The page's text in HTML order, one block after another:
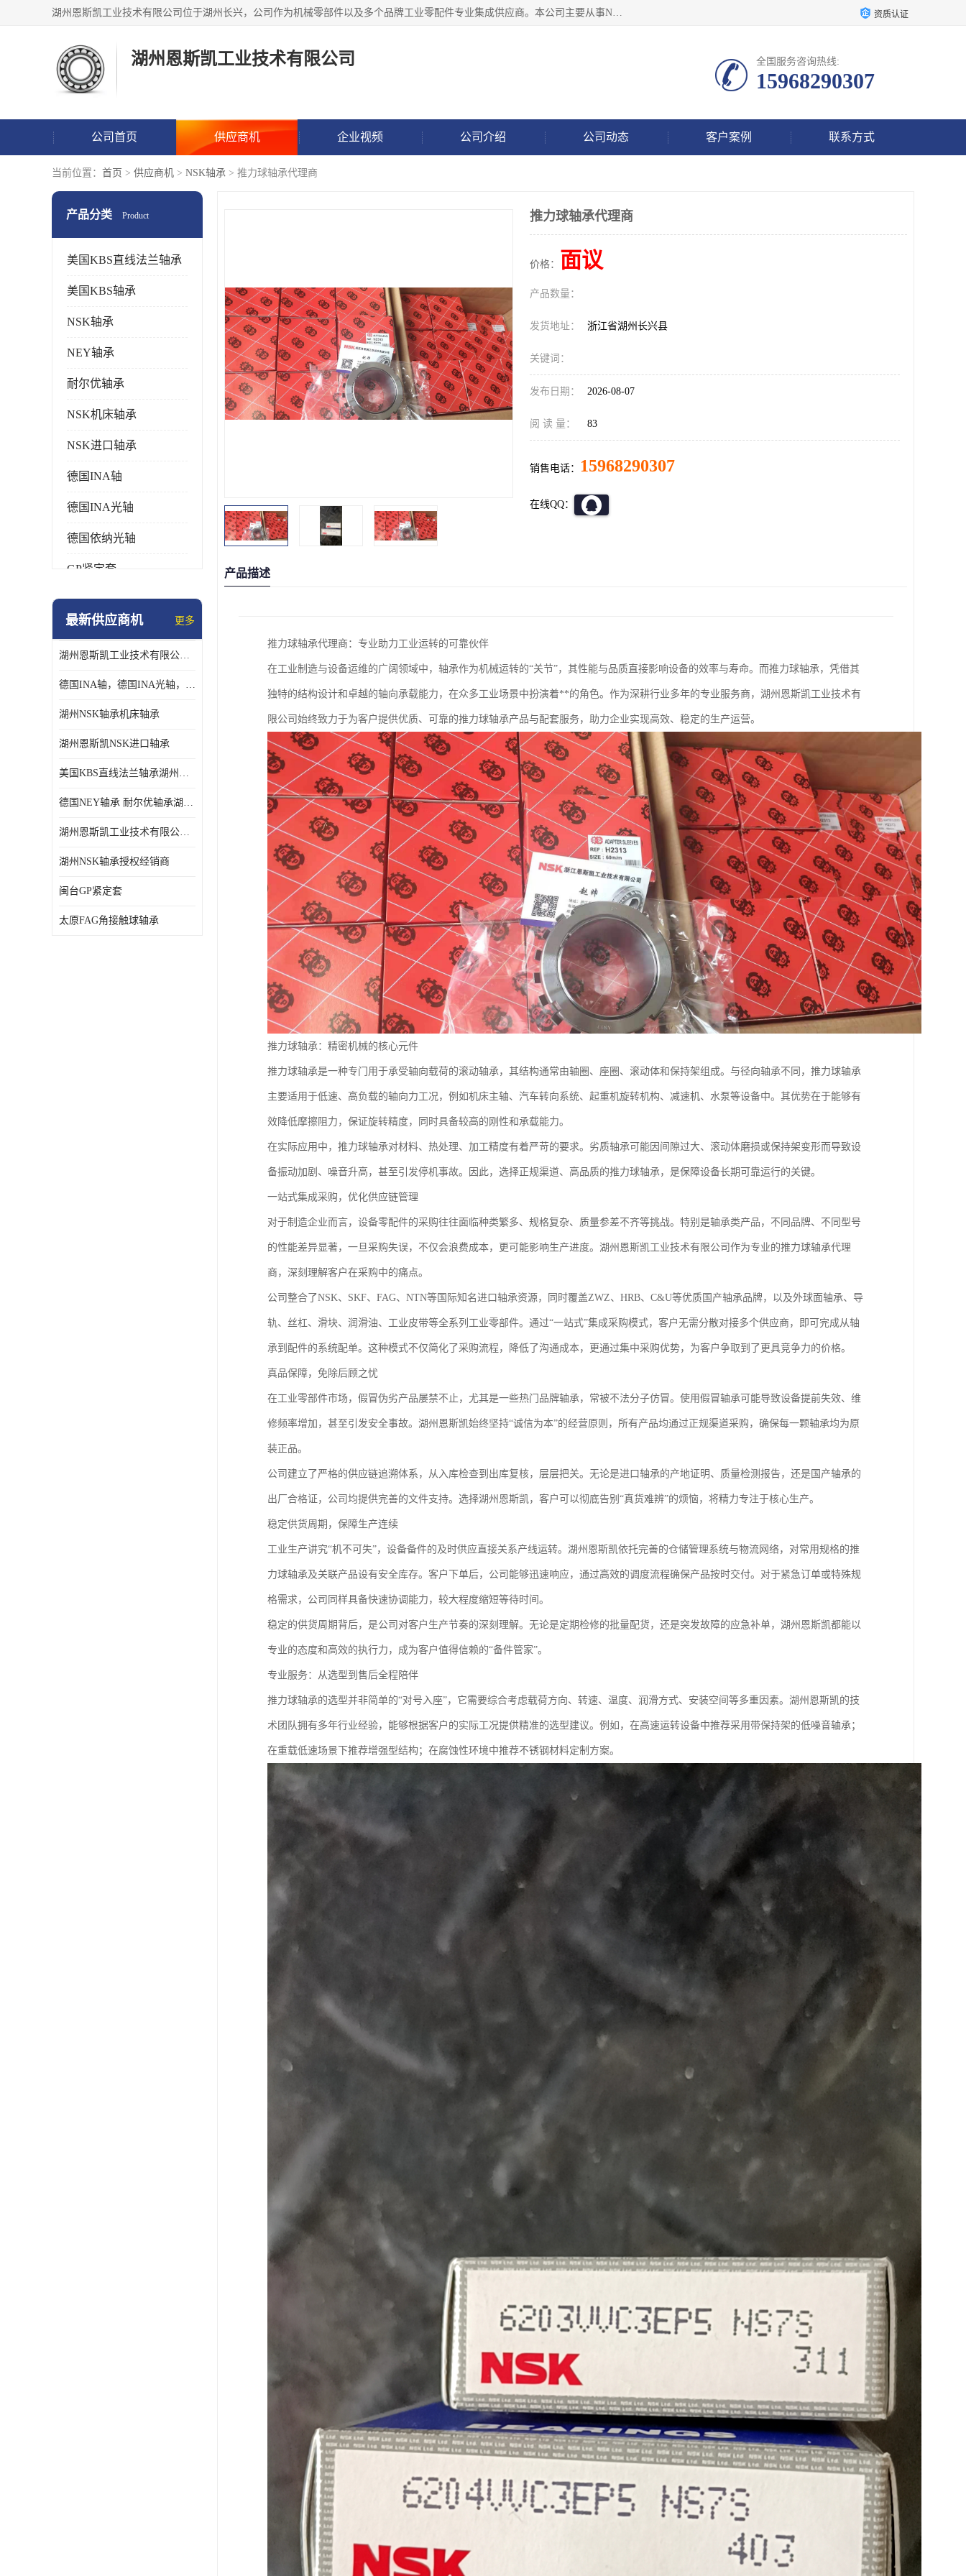
湖州恩斯凯工业技术有限公司位于湖州长兴，公司作为机械零部件以及多个品牌工业零配件专业集成供应商。本公司主要从事NSK进口轴承、SKF进口轴承、FAG进口轴承、NTN进口轴承、国产轴承：ZWZ、HRB、C&U轴承外球面轴承、导轨、丝杠、滑块、 润滑油、工业皮带及其他工业零部件的销售. 资质认证
湖州恩斯凯工业技术有限公司 全国服务咨询热线:
15968290307
公司首页 供应商机 企业视频 公司介绍 公司动态 客户案例 联系方式
当前位置： 首页 > 供应商机 > NSK轴承 > 推力球轴承代理商
产品分类 Product
美国KBS直线法兰轴承
美国KBS轴承
NSK轴承
NEY轴承
耐尔优轴承
NSK机床轴承
NSK进口轴承
德国INA轴
德国INA光轴
德国依纳光轴
GP紧定套
SKF轴承
日本NSK进口轴承
德国INA进口轴承
最新供应商机 更多
湖州恩斯凯工业技术有限公司 湖州NSK轴承
德国INA轴，德国INA光轴，德国依纳光轴
湖州NSK轴承机床轴承
湖州恩斯凯NSK进口轴承
美国KBS直线法兰轴承湖州KBS轴承
德国NEY轴承 耐尔优轴承湖州代理商
湖州恩斯凯工业技术有限公司NSK轴承*经销商
湖州NSK轴承授权经销商
闽台GP紧定套
太原FAG角接触球轴承
推力球轴承代理商
价格： 面议
产品数量：
发货地址： 浙江省湖州长兴县
关键词：
发布日期： 2026-08-07
阅 读 量： 83
销售电话： 15968290307
在线QQ：
产品描述
推力球轴承代理商：专业助力工业运转的可靠伙伴
在工业制造与设备运维的广阔领域中，轴承作为机械运转的“关节”，其性能与品质直接影响设备的效率与寿命。而推力球轴承，凭借其
独特的结构设计和卓越的轴向承载能力，在众多工业场景中扮演着**的角色。作为深耕行业多年的专业服务商，湖州恩斯凯工业技术有
限公司始终致力于为客户提供优质、可靠的推力球轴承产品与配套服务，助力企业实现高效、稳定的生产运营。
推力球轴承：精密机械的核心元件
推力球轴承是一种专门用于承受轴向载荷的滚动轴承，其结构通常由轴圈、座圈、滚动体和保持架组成。与径向轴承不同，推力球轴承
主要适用于低速、高负载的轴向力工况，例如机床主轴、汽车转向系统、起重机旋转机构、减速机、水泵等设备中。其优势在于能够有
效降低摩擦阻力，保证旋转精度，同时具备较高的刚性和承载能力。
在实际应用中，推力球轴承对材料、热处理、加工精度有着严苛的要求。劣质轴承可能因间隙过大、滚动体磨损或保持架变形而导致设
备振动加剧、噪音升高，甚至引发停机事故。因此，选择正规渠道、高品质的推力球轴承，是保障设备长期可靠运行的关键。
一站式集成采购，优化供应链管理
对于制造企业而言，设备零配件的采购往往面临种类繁多、规格复杂、质量参差不齐等挑战。特别是轴承类产品，不同品牌、不同型号
的性能差异显著，一旦采购失误，不仅会浪费成本，更可能影响生产进度。湖州恩斯凯工业技术有限公司作为专业的推力球轴承代理
商，深刻理解客户在采购中的痛点。
公司整合了NSK、SKF、FAG、NTN等国际知名进口轴承资源，同时覆盖ZWZ、HRB、C&U等优质国产轴承品牌，以及外球面轴承、导
轨、丝杠、滑块、润滑油、工业皮带等全系列工业零部件。通过“一站式”集成采购模式，客户无需分散对接多个供应商，即可完成从轴
承到配件的系统配单。这种模式不仅简化了采购流程，降低了沟通成本，更通过集中采购优势，为客户争取到了更具竞争力的价格。
真品保障，免除后顾之忧
在工业零部件市场，假冒伪劣产品屡禁不止，尤其是一些热门品牌轴承，常被不法分子仿冒。使用假冒轴承可能导致设备提前失效、维
修频率增加，甚至引发安全事故。湖州恩斯凯始终坚持“诚信为本”的经营原则，所有产品均通过正规渠道采购，确保每一颗轴承均为原
装正品。
公司建立了严格的供应链追溯体系，从入库检查到出库复核，层层把关。无论是进口轴承的产地证明、质量检测报告，还是国产轴承的
出厂合格证，公司均提供完善的文件支持。选择湖州恩斯凯，客户可以彻底告别“真货难辨”的烦恼，将精力专注于核心生产。
稳定供货周期，保障生产连续
工业生产讲究“机不可失”，设备备件的及时供应直接关系产线运转。湖州恩斯凯依托完善的仓储管理系统与物流网络，对常用规格的推
力球轴承及关联产品设有安全库存。客户下单后，公司能够迅速响应，通过高效的调度流程确保产品按时交付。对于紧急订单或特殊规
格需求，公司同样具备快速协调能力，较大程度缩短等待时间。
稳定的供货周期背后，是公司对客户生产节奏的深刻理解。无论是定期检修的批量配货，还是突发故障的应急补单，湖州恩斯凯都能以
专业的态度和高效的执行力，成为客户值得信赖的“备件管家”。
专业服务：从选型到售后全程陪伴
推力球轴承的选型并非简单的“对号入座”，它需要综合考虑载荷方向、转速、温度、润滑方式、安装空间等多重因素。湖州恩斯凯的技
术团队拥有多年行业经验，能够根据客户的实际工况提供精准的选型建议。例如，在高速运转设备中推荐采用带保持架的低噪音轴承；
在重载低速场景下推荐增强型结构；在腐蚀性环境中推荐不锈钢材料定制方案。